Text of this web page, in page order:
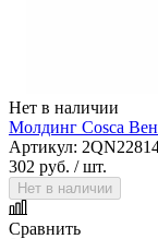
Нет в наличии
Молдинг Cosca
Артикул:
302 руб. / шт.
Нет в наличии
Сравнить